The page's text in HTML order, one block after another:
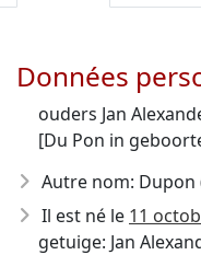
Données
ouders Jan
[Du Pon in
Autre nom: Dupon
Il est né le 11
getuige: Jan